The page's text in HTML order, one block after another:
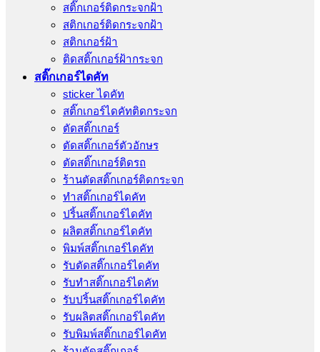
สติ๊กเกอร์ติดกระจกฝ้า
สติกเกอร์ติดกระจกฝ้า
สติกเกอร์ฝ้า
ติดสติ๊กเกอร์ฝ้ากระจก
สติ๊กเกอร์ไดคัท
sticker ไดคัท
สติ๊กเกอร์ไดคัทติดกระจก
ตัดสติ๊กเกอร์
ตัดสติ๊กเกอร์ตัวอักษร
ตัดสติ๊กเกอร์ติดรถ
ร้านตัดสติ๊กเกอร์ติดกระจก
ทำสติ๊กเกอร์ไดคัท
ปริ้นสติ๊กเกอร์ไดคัท
ผลิตสติ๊กเกอร์ไดคัท
พิมพ์สติ๊กเกอร์ไดคัท
รับตัดสติ๊กเกอร์ไดคัท
รับทําสติ๊กเกอร์ไดคัท
รับปริ้นสติ๊กเกอร์ไดคัท
รับผลิตสติ๊กเกอร์ไดคัท
รับพิมพ์สติ๊กเกอร์ไดคัท